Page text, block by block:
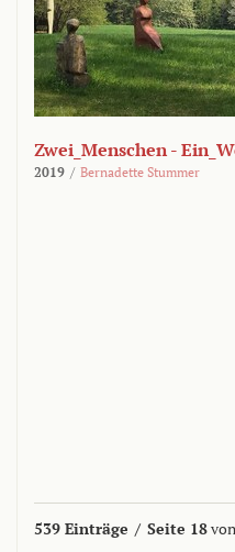
Zwei_Menschen -
2019 / Bernadette Stummer
539 Einträge / Seite 18